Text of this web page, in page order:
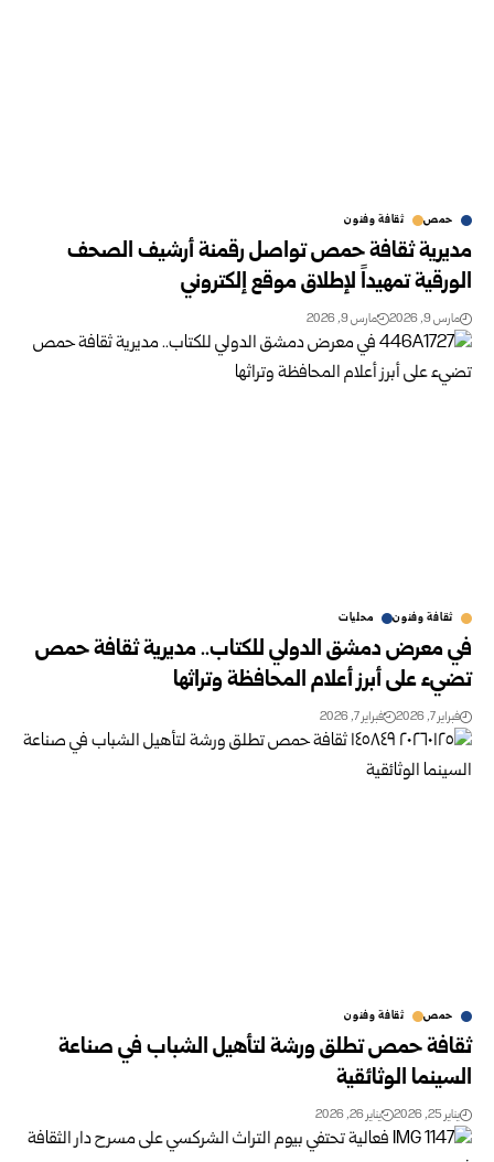
حمص ثقافة وفنون
مديرية ثقافة حمص تواصل رقمنة أرشيف الصحف
الورقية تمهيداً لإطلاق موقع إلكتروني
مارس 9, 2026 مارس 9, 2026
ثقافة وفنون محليات
في معرض دمشق الدولي للكتاب.. مديرية ثقافة حمص
تضيء على أبرز أعلام المحافظة وتراثها
فبراير 7, 2026 فبراير 7, 2026
حمص ثقافة وفنون
ثقافة حمص تطلق ورشة لتأهيل الشباب في صناعة
السينما الوثائقية
يناير 25, 2026 يناير 26, 2026